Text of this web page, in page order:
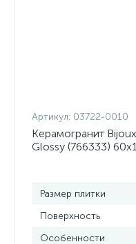
Артикул: 03722-0010
Керамогранит
Glossy (766333)
Размер плитки
Поверхность
Особенности